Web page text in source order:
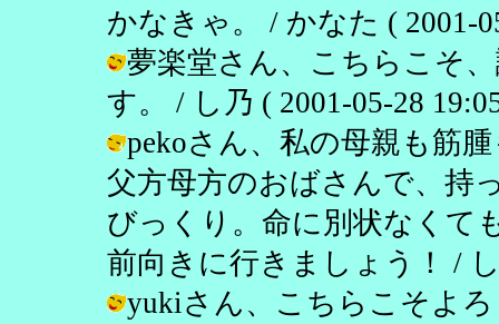
かなきゃ。 / かなた ( 2001-
夢楽堂さん、こちらこそ
す。 / し乃 ( 2001-05-28
pekoさん、私の母親も筋
父方母方のおばさんで、持
びっくり。命に別状なくて
前向きに行きましょう！ /
yukiさん、こちらこそよ